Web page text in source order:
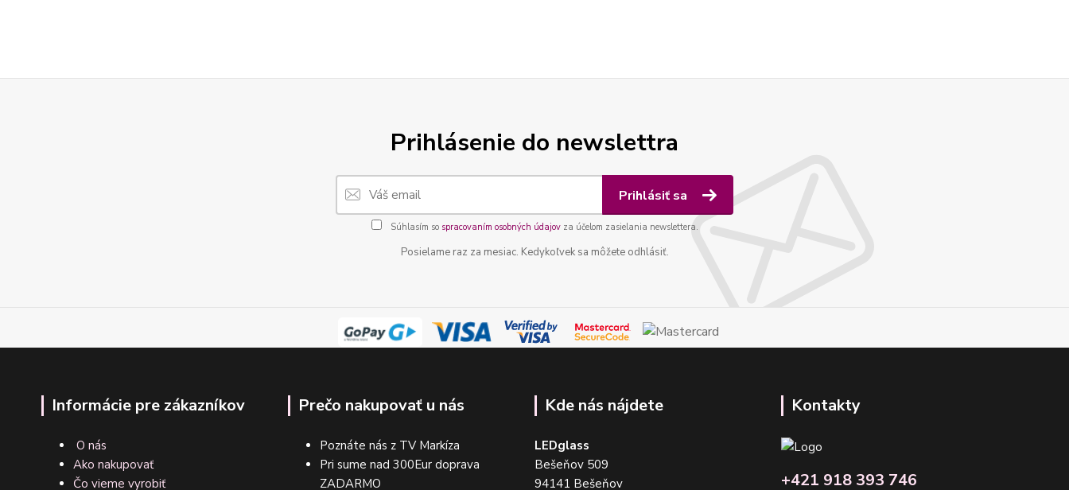
Prihlásenie do newslettra
Prihlásiť sa
Súhlasím so spracovaním osobných údajovza účelom zasielania newslettera.
Posielame raz za mesiac. Kedykoľvek sa môžete odhlásiť.
Informácie pre zákazníkov
O nás
Ako nakupovať
Čo vieme vyrobiť
Prečo nakupovať u nás
Poznáte nás z TV Markíza
Pri sume nad 300Eur doprava
ZADARMO
Kde nás nájdete
LEDglass
Bešeňov 509
94141 Bešeňov
Kontakty
+421 918 393 746